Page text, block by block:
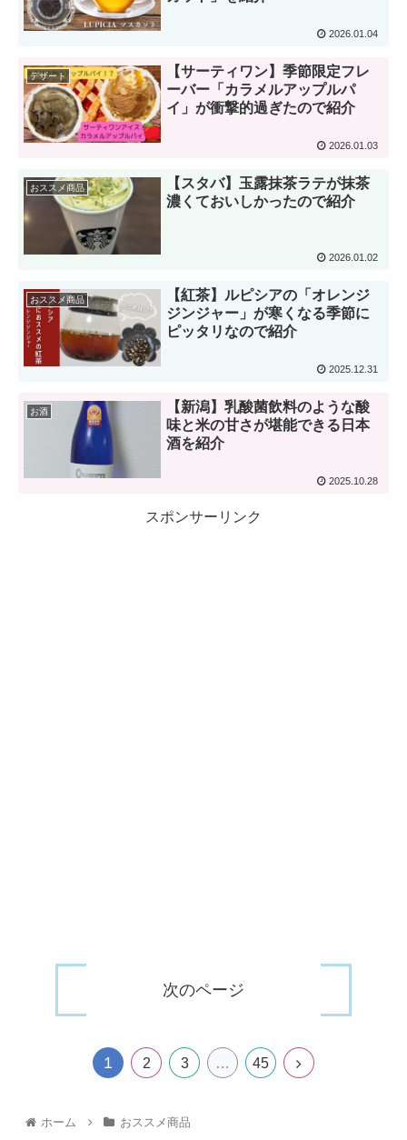
2026.01.04
デザート
【サーティワン】季節限定フレ
ーバー「カラメルアップルパ
イ」が衝撃的過ぎたので紹介
2026.01.03
おススメ商品
【スタバ】玉露抹茶ラテが抹茶
濃くておいしかったので紹介
2026.01.02
おススメ商品
【紅茶】ルピシアの「オレンジ
ジンジャー」が寒くなる季節に
ピッタリなので紹介
2025.12.31
お酒
【新潟】乳酸菌飲料のような酸
味と米の甘さが堪能できる日本
酒を紹介
2025.10.28
スポンサーリンク
次のページ
1 2 3 … 45
ホーム おススメ商品